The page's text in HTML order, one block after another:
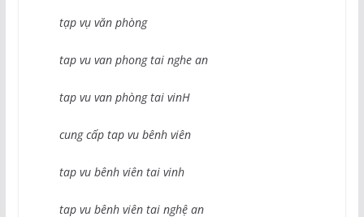
tạp vụ văn phòng
tap vu van phong tai nghe an
tap vu van phòng tai vinH
cung cấp tap vu bênh viên
tap vu bênh viên tai vinh
tap vu bênh viên tai nghệ an